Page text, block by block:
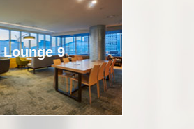
Lounge 9